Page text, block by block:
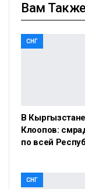
Вам
СНГ
В
Клоопов:
по всей
СНГ